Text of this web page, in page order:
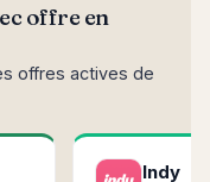
offre en
offres actives de
Indy